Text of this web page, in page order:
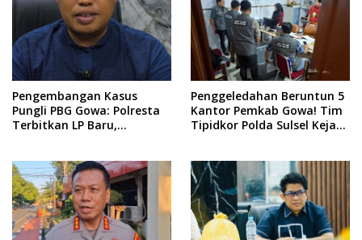
Pengembangan Kasus
Pungli PBG Gowa: Polresta
Terbitkan LP Baru,
Penggeledahan Beruntun 5
Kantor Pemkab Gowa! Tim
Tipidkor Polda Sulsel Kejar